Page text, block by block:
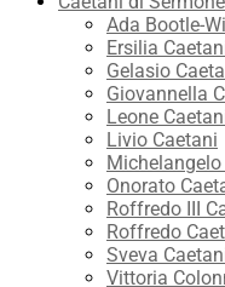
Ada Bootle-
Ersilia
Gelasio
Giovannella
Leone
Livio Caetani
Michelangelo
Onorato
Roffredo III
Roffredo
Sveva
Vittoria